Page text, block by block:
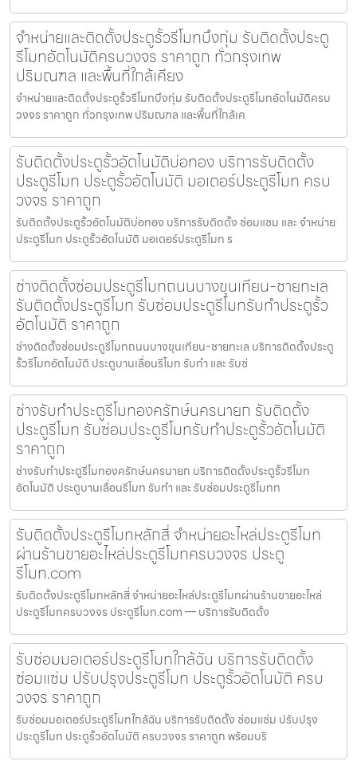
จำหน่ายและติดตั้งประตูรั้วรีโมทบึงกุ่ม รับติดตั้งประตู
รีโมทอัตโนมัติครบวงจร ราคาถูก ทั่วกรุงเทพ
ปริมณฑล และพื้นที่ใกล้เคียง
จำหน่ายและติดตั้งประตูรั้วรีโมทบึงกุ่ม รับติดตั้งประตูรีโมทอัตโนมัติครบ
วงจร ราคาถูก ทั่วกรุงเทพ ปริมณฑล และพื้นที่ใกล้เค
รับติดตั้งประตูรั้วอัตโนมัติบ่อทอง บริการรับติดตั้ง
ประตูรีโมท ประตูรั้วอัตโนมัติ มอเตอร์ประตูรีโมท ครบ
วงจร ราคาถูก
รับติดตั้งประตูรั้วอัตโนมัติบ่อทอง บริการรับติดตั้ง ซ่อมแซม และ จำหน่าย
ประตูรีโมท ประตูรั้วอัตโนมัติ มอเตอร์ประตูรีโมท ร
ช่างติดตั้งซ่อมประตูรีโมทถนนบางขุนเทียน-ชายทะเล
รับติดตั้งประตูรีโมท รับซ่อมประตูรีโมทรับทำประตูรั้ว
อัตโนมัติ ราคาถูก
ช่างติดตั้งซ่อมประตูรีโมทถนนบางขุนเทียน-ชายทะเล บริการติดตั้งประตู
รั้วรีโมทอัตโนมัติ ประตูบานเลื่อนรีโมท รับทำ และ รับซ่
ช่างรับทำประตูรีโมทองครักษ์นครนายก รับติดตั้ง
ประตูรีโมท รับซ่อมประตูรีโมทรับทำประตูรั้วอัตโนมัติ
ราคาถูก
ช่างรับทำประตูรีโมทองครักษ์นครนายก บริการติดตั้งประตูรั้วรีโมท
อัตโนมัติ ประตูบานเลื่อนรีโมท รับทำ และ รับซ่อมประตูรีโมทท
รับติดตั้งประตูรีโมทหลักสี่ จำหน่ายอะไหล่ประตูรีโมท
ผ่านร้านขายอะไหล่ประตูรีโมทครบวงจร ประตู
รีโมท.com
รับติดตั้งประตูรีโมทหลักสี่ จำหน่ายอะไหล่ประตูรีโมทผ่านร้านขายอะไหล่
ประตูรีโมทครบวงจร ประตูรีโมท.com — บริการรับติดตั้ง
รับซ่อมมอเตอร์ประตูรีโมทใกล้ฉัน บริการรับติดตั้ง
ซ่อมแซ่ม ปรับปรุงประตูรีโมท ประตูรั้วอัตโนมัติ ครบ
วงจร ราคาถูก
รับซ่อมมอเตอร์ประตูรีโมทใกล้ฉัน บริการรับติดตั้ง ซ่อมแซ่ม ปรับปรุง
ประตูรีโมท ประตูรั้วอัตโนมัติ ครบวงจร ราคาถูก พร้อมบริ